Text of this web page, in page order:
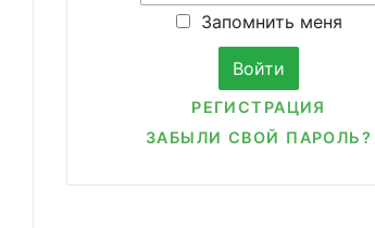
Запомнить меня
РЕГИСТРАЦИЯ
ЗАБЫЛИ СВОЙ ПАРОЛЬ?